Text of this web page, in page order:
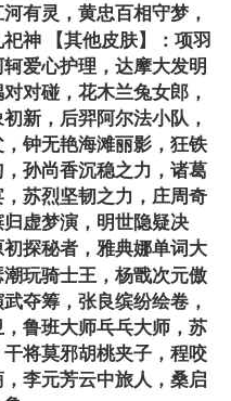
有灵，黄忠百相守梦，
神 【其他皮肤】：项羽
爱心护理，达摩大发明
对碰，花木兰兔女郎，
新，后羿阿尔法小队，
钟无艳海滩丽影，狂铁
孙尚香沉稳之力，诸葛
苏烈坚韧之力，庄周奇
虚梦演，明世隐疑决
探秘者，雅典娜单词大
玩骑士王，杨戬次元傲
夺筹，张良缤纷绘卷，
鲁班大师乓乓大师，苏
将莫邪胡桃夹子，程咬
李元芳云中旅人，桑启